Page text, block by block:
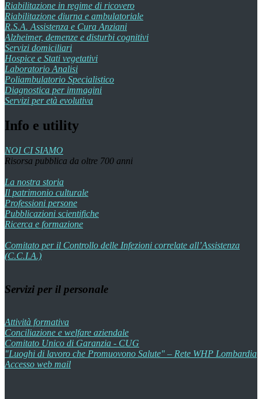
Riabilitazione in regime di ricovero
Riabilitazione diurna e ambulatoriale
R.S.A. Assistenza e Cura Anziani
Alzheimer, demenze e disturbi cognitivi
Servizi domiciliari
Hospice e Stati vegetativi
Laboratorio Analisi
Poliambulatorio Specialistico
Diagnostica per immagini
Servizi per età evolutiva
Info e utility
NOI CI SIAMO
Risorsa pubblica da oltre 700 anni
La nostra storia
Il patrimonio culturale
Professioni persone
Pubblicazioni scientifiche
Ricerca e formazione
Comitato per il Controllo delle Infezioni correlate all’Assistenza
(C.C.I.A.)
Servizi per il personale
Attività formativa
Conciliazione e welfare aziendale
Comitato Unico di Garanzia - CUG
"Luoghi di lavoro che Promuovono Salute" – Rete WHP Lombardia
Accesso web mail